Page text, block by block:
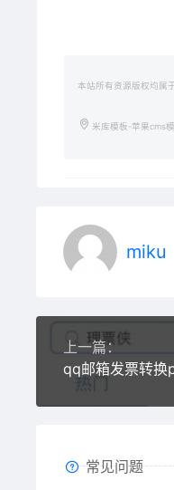
本站所有资源版权均属
米库模板-苹果cms
miku
上一篇：
qq邮箱发票转换
常见问题